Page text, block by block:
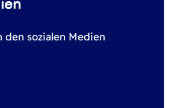
den sozialen Medien